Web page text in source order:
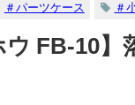
＃パーツケース ＃
FB-10】